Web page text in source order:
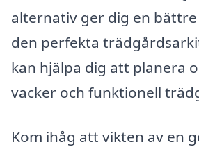
alternativ ger dig en
den perfekta
kan hjälpa dig att planera
vacker och funktionell
Kom ihåg att vikten av en